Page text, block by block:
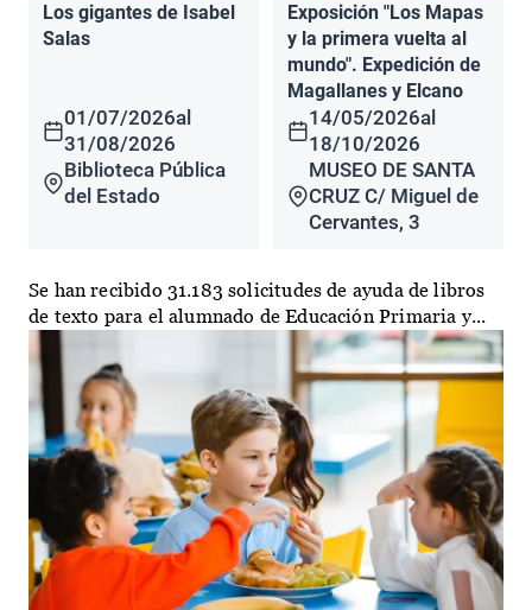
Los gigantes de Isabel
Salas
01/07/2026al
31/08/2026
Biblioteca Pública
del Estado
Exposición "Los Mapas
y la primera vuelta al
mundo". Expedición de
Magallanes y Elcano
14/05/2026al
18/10/2026
MUSEO DE SANTA
CRUZ C/ Miguel de
Cervantes, 3
Se han recibido 31.183 solicitudes de ayuda de libros
de texto para el alumnado de Educación Primaria y...